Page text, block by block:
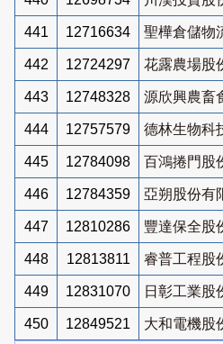
441 12716634 聖樺倉儲物
442 12724297 花露農場股
443 12748328 源欣興農畜
444 12757579 德林生物科
445 12784098 百鴻捲門股
446 12784359 亞朔股份有
447 12810286 豐達保全股
448 12813811 睿普工程股
449 12831070 日彰工業股
450 12849521
大和電機股